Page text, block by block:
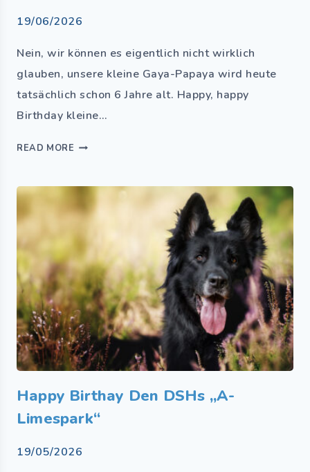
19/06/2026
Nein, wir können es eigentlich nicht wirklich
glauben, unsere kleine Gaya-Papaya wird heute
tatsächlich schon 6 Jahre alt. Happy, happy
Birthday kleine…
READ MORE
Happy Birthay Den DSHs „A-
Limespark“
19/05/2026